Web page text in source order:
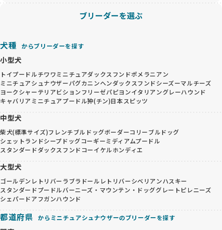
ブリーダーを選ぶ
犬種 からブリーダーを探す
小型犬
トイプードルチワワミニチュアダックスフンドポメラニアン
ミニチュアシュナウザーパグカニンヘンダックスフンドシーズーマルチーズ
ヨークシャーテリアビションフリーゼパピヨンイタリアングレーハウンド
キャバリア ミニチュアプードル狆(チン)日本スピッツ
中型犬
柴犬(標準サイズ)フレンチブルドッグボーダーコリーブルドッグ
シェットランドシープドッグコーギーミディアムプードル
スタンダードダックスフンドコーイケルホンディエ
大型犬
ゴールデンレトリバー ラブラドールレトリバーシベリアンハスキー
スタンダードプードルバーニーズ・マウンテン・ドッググレートピレニーズ
シェパードアフガンハウンド
都道府県 からミニチュアシュナウザーのブリーダーを探す